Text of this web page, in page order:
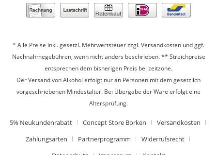
* Alle Preise inkl. gesetzl. Mehrwertsteuer zzgl.Versandkosten und ggf.
Nachnahmegebühren, wenn nicht anders beschrieben. ** Streichpreise
entsprechen dem bisherigen Preis bei zeitzone.
Der Versand von Alkohol erfolgt nur an Personen mit dem gesetzlich
vorgeschriebenen Mindestalter. Bei Übergabe der Ware erfolgt eine
Altersprüfung.
5% Neukundenrabatt Concept Store Borken
Versandkosten
Zahlungsarten
Partnerprogramm
Widerrufsrecht